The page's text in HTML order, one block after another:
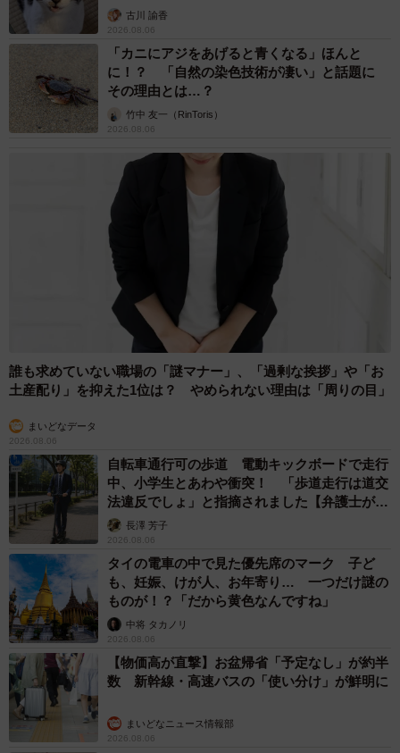
古川 諭香
2026.08.06
「カニにアジをあげると青くなる」ほんと
に！？ 「自然の染色技術が凄い」と話題に
その理由とは…？
竹中 友一（RinToris）
2026.08.06
誰も求めていない職場の「謎マナー」、「過剰な挨拶」や「お
土産配り」を抑えた1位は？ やめられない理由は「周りの目」
まいどなデータ
2026.08.06
自転車通行可の歩道 電動キックボードで走行
中、小学生とあわや衝突！ 「歩道走行は道交
法違反でしょ」と指摘されました【弁護士が解
説】長澤 芳子
2026.08.06
タイの電車の中で見た優先席のマーク 子ど
も、妊娠、けが人、お年寄り… 一つだけ謎の
ものが！？「だから黄色なんですね」
中将 タカノリ
2026.08.06
【物価高が直撃】お盆帰省「予定なし」が約半
数 新幹線・高速バスの「使い分け」が鮮明に
まいどなニュース情報部
2026.08.06